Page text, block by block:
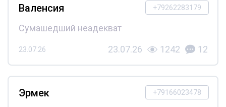
+79262283179
Валенсия
Сумашедший неадекват
23.07.26 23.07.26 1242 12
+79166023478
Эрмек